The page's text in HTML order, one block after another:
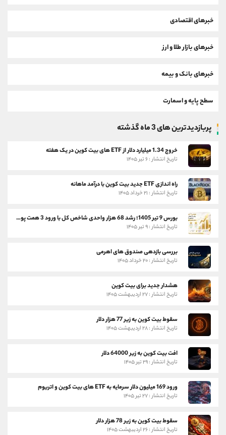
خبرهای اقتصادی
خبرهای بازار طلا و ارز
خبرهای بانک و بیمه
سطح پایه و اسمارت
پربازدیدترین های 3 ماه گذشته
خروج 1.34 میلیارد دلار از ETF های بیت کوین در یک هفته
تاریخ انتشار : ۶ تیر ۱۴۰۵
راه اندازی ETF جدید بیت کوین با درآمد ماهانه
تاریخ انتشار : ۲۱ خرداد ۱۴۰۵
بورس 9 تیر 1405؛ رشد 68 هزار واحدی شاخص کل با ورود 3 همت پول حقیقی
تاریخ انتشار : ۹ تیر ۱۴۰۵
بررسی بازدهی صندوق های اهرمی
تاریخ انتشار : ۲۰ خرداد ۱۴۰۵
هشدار جدید برای بیت کوین
تاریخ انتشار : ۲۷ اردیبهشت ۱۴۰۵
سقوط بیت کوین به زیر 77 هزار دلار
تاریخ انتشار : ۲۸ اردیبهشت ۱۴۰۵
افت بیت کوین به زیر 64000 دلار
تاریخ انتشار : ۲۹ تیر ۱۴۰۵
ورود 169 میلیون دلار سرمایه به ETF های بیت کوین و اتریوم
تاریخ انتشار : ۲۷ تیر ۱۴۰۵
سقوط بیت کوین به زیر 78 هزار دلار
تاریخ انتشار : ۲۶ اردیبهشت ۱۴۰۵